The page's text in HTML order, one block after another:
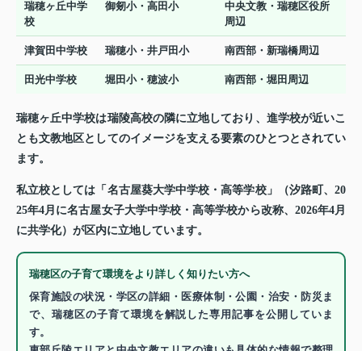
瑞穂ヶ丘中学
校
御剱小・高田小
中央文教・瑞穂区役所
周辺
津賀田中学校 瑞穂小・井戸田小 南西部・新瑞橋周辺
田光中学校 堀田小・穂波小 南西部・堀田周辺
瑞穂ヶ丘中学校は瑞陵高校の隣に立地しており、進学校が近いこ
とも文教地区としてのイメージを支える要素のひとつとされてい
ます。
私立校としては「名古屋葵大学中学校・高等学校」（汐路町、20
25年4月に名古屋女子大学中学校・高等学校から改称、2026年4月
に共学化）が区内に立地しています。
瑞穂区の子育て環境をより詳しく知りたい方へ
保育施設の状況・学区の詳細・医療体制・公園・治安・防災ま
で、瑞穂区の子育て環境を解説した専用記事を公開していま
す。